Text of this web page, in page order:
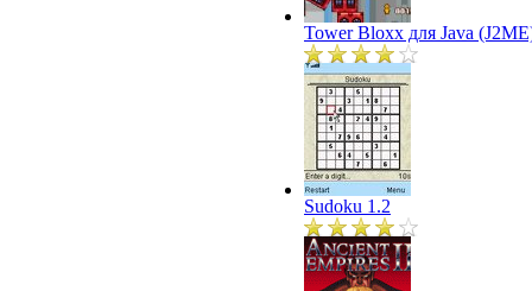
Tower Bloxx для Java
Sudoku 1.2